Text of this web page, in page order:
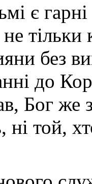
є гарні
не
без
до
Бог же
ні той,